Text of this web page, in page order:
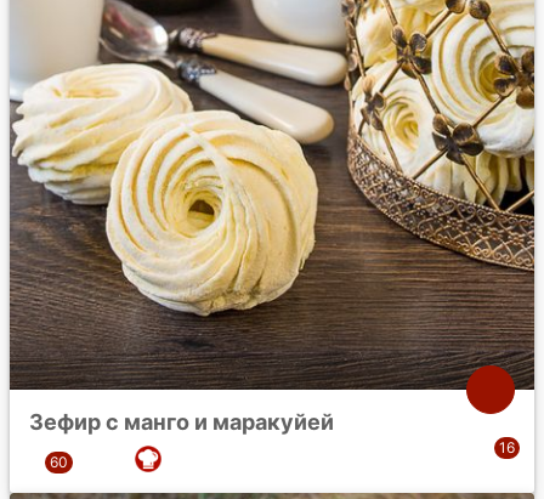
Зефир с манго и маракуйей